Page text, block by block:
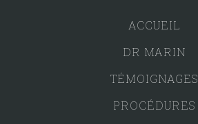
ACCUEIL
DR MARIN
TÉMOIGNAGES
PROCÉDURES